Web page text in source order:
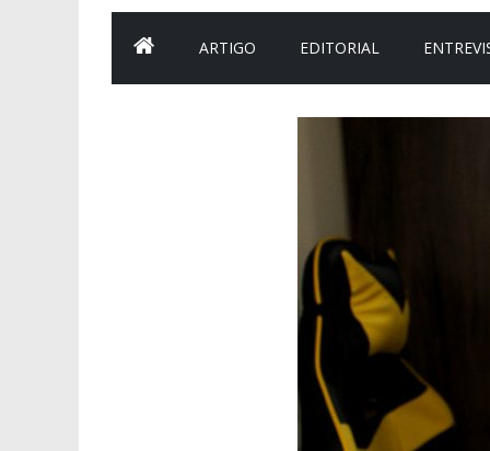
ARTIGO EDITORIAL